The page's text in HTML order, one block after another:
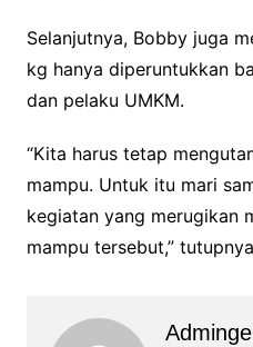
Selanjutnya, Bobby juga
kg hanya diperuntukkan
dan pelaku UMKM.
“Kita harus tetap
mampu. Untuk itu mari
kegiatan yang merugikan
mampu tersebut,”